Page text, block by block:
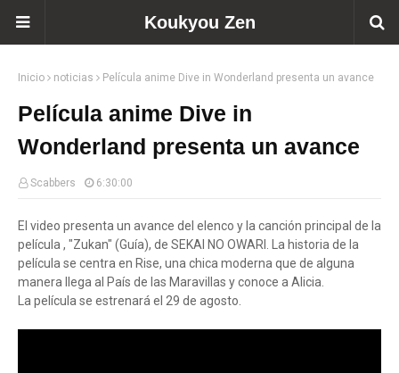
Koukyou Zen
Inicio noticias Película anime Dive in Wonderland presenta un avance
Película anime Dive in
Wonderland presenta un avance
Scabbers 6:30:00
El video presenta un avance del elenco y la canción principal de la
película , "Zukan" (Guía), de SEKAI NO OWARI. La historia de la
película se centra en Rise, una chica moderna que de alguna
manera llega al País de las Maravillas y conoce a Alicia.
La película se estrenará el 29 de agosto.